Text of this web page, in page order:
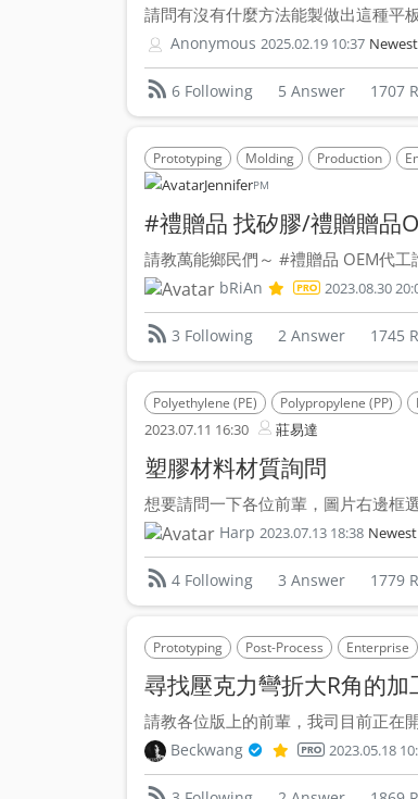
請問有沒有什麼方法能製做出這種平
Anonymous 2025.02.19 10:37
6 Following 5 Answer 1707
Prototyping Molding Production
JenniferPM
#禮贈品 找矽膠/禮贈贈品
請教萬能鄉民們～ #禮贈品 OEM代工
bRiAn 2023.08.30
3 Following 2 Answer 1745
Polyethylene (PE) Polypropylene (PP)
2023.07.11 16:30 莊易達
塑膠材料材質詢問
想要請問一下各位前輩，圖片右邊框
Harp 2023.07.13 18:38
4 Following 3 Answer 1779
Prototyping Post-Process Enterprise
尋找壓克力彎折大R角的加
請教各位版上的前輩，我司目前正在
Beckwang 2023.05.18